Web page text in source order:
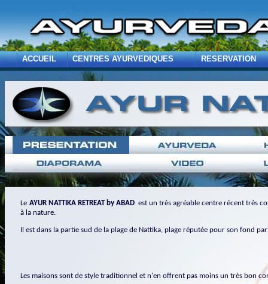
Le AYUR NATTIKA RETREAT by ABAD est un très agréable centre récent très
à la nature.
Il est dans la partie sud de la plage de Nattika, plage réputée pour son fond
Les maisons sont de style traditionnel et n'en offrent pas moins un très bon
ACCUEIL CENTRES AYURVEDIQUES RESERVATION